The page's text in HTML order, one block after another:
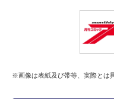
※画像は表紙及び帯等、実際とは